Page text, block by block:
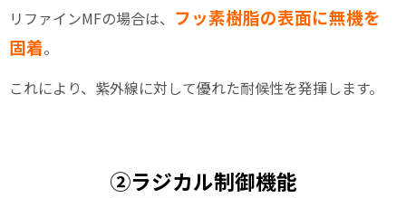
リファインMFの場合は、 フッ素樹脂の表面に無機を
固着。
これにより、紫外線に対して優れた耐候性を発揮します。
②ラジカル制御機能